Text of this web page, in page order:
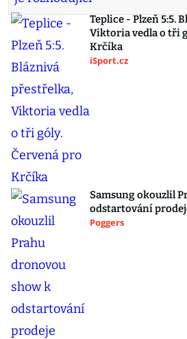
Teplice - Plzeň 5:5.
Viktoria vedla o tři
Krčíka
iSport.cz
Samsung okouzlil
odstartování
Poggers